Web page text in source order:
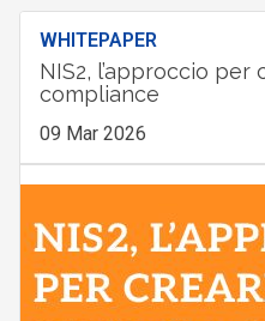
WHITEPAPER
NIS2, l’approccio
compliance
09 Mar 2026